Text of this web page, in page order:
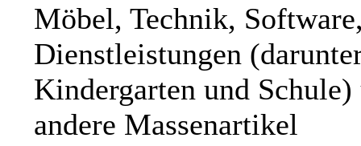
Möbel, Technik,
Dienstleistungen
Kindergarten und Schule)
andere Massenartikel